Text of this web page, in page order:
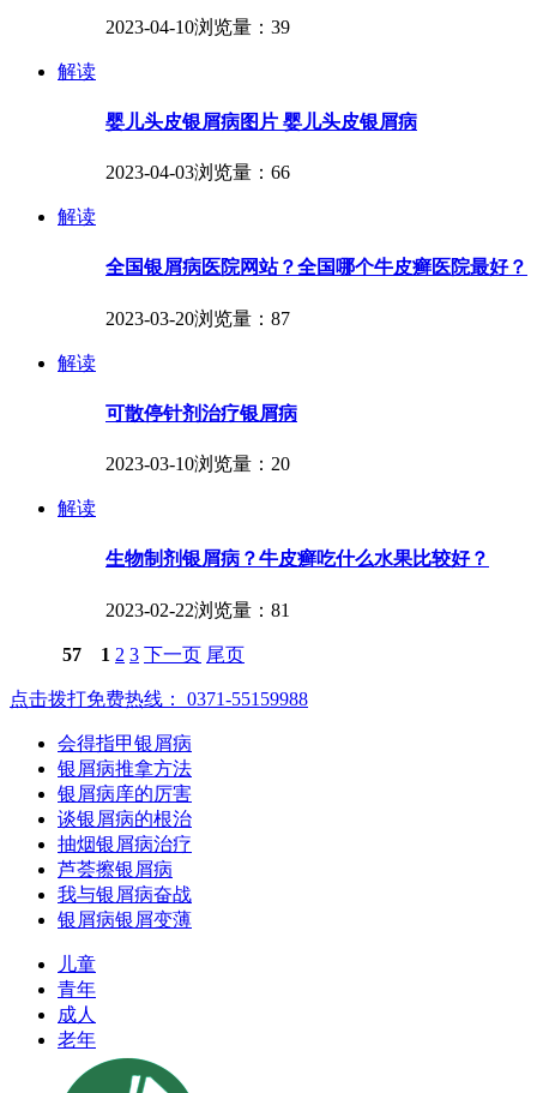
2023-04-10浏览量：39
解读
婴儿头皮银屑病图片 婴儿头皮银屑病
2023-04-03浏览量：66
解读
全国银屑病医院网站？全国哪个牛皮癣医院最好？
2023-03-20浏览量：87
解读
可散停针剂治疗银屑病
2023-03-10浏览量：20
解读
生物制剂银屑病？牛皮癣吃什么水果比较好？
2023-02-22浏览量：81
57 1 2 3 下一页 尾页
点击拨打免费热线： 0371-55159988
会得指甲银屑病
银屑病推拿方法
银屑病庠的厉害
谈银屑病的根治
抽烟银屑病治疗
芦荟擦银屑病
我与银屑病奋战
银屑病银屑变薄
儿童
青年
成人
老年